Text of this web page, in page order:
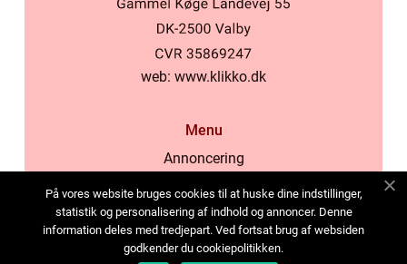
web: www.klikko.dk
Menu
Annoncering
Cookies
Kontakt os
Sitemap
På vores website bruges cookies til at huske dine indstillinger,
statistik og personalisering af indhold og annoncer. Denne
information deles med tredjepart. Ved fortsat brug af websiden
godkender du cookiepolitikken.